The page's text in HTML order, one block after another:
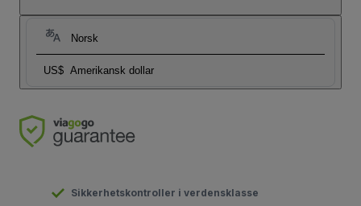
Norsk
US$ Amerikansk dollar
Sikkerhetskontroller i verdensklasse